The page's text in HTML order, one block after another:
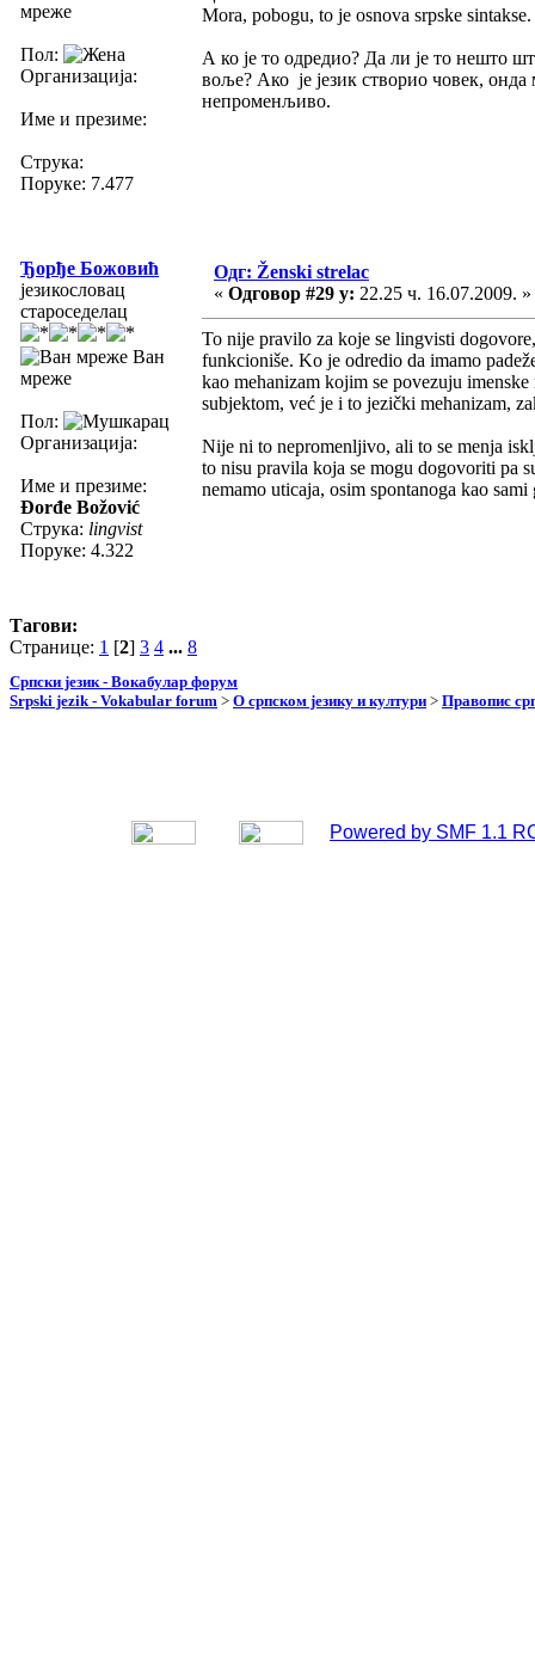
мреже
Пол:
Организација:
Име и презиме:
Струка:
Поруке: 7.477
Mora, pobogu, to je osnova srpske sintakse.
А ко је то одредио? Да ли је то нешто
воље? Ако је језик створио човек,
непроменљиво.
Ђорђе Божовић
језикословац
староседелац
Ван
мреже
Пол:
Организација:
Име и презиме:
Đorđe Božović
Струка: lingvist
Поруке: 4.322
Одг: Ženski strelac
« Одговор #29 у: 22.25 ч. 16.07.2009. »
To nije pravilo za koje se lingvisti
funkcioniše. Ko je odredio da imamo
kao mehanizam kojim se povezuju
subjektom, već je i to jezički mehanizam,
Nije ni to nepromenljivo, ali to se menja
to nisu pravila koja se mogu dogovoriti pa
nemamo uticaja, osim spontanoga kao
Тагови:
Странице: 1 [2] 3 4 ... 8
Српски језик - Вокабулар форум
Srpski jezik - Vokabular forum > О српском језику и култури > Правопис
Powered by SMF 1.1